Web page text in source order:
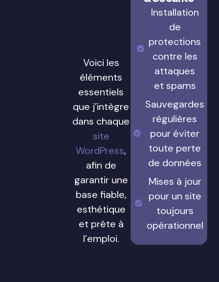
Voici les
éléments
essentiels
que j’intègre
dans chaque
site
WordPress,
afin de
garantir une
base fiable,
esthétique
et prête à
l’emploi.
Installation
de
protections
contre les
attaques
et spams
Sauvegardes
régulières
pour éviter
toute perte
de données
Mises à jour
pour un site
toujours
opérationnel